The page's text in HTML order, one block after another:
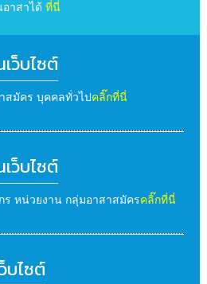
อาสาได้ ที่นี่
เว็บไซต์
สมัคร บุคคลทั่วไปคลิ๊กที่นี่
เว็บไซต์
ร หน่วยงาน กลุ่มอาสาสมัครคลิ๊กที่นี่
บไซต์